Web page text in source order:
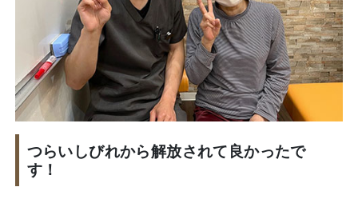
つらいしびれから解放されて良かったで
す！